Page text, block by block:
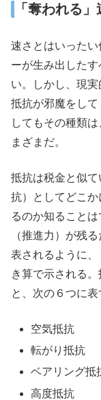
「奪われる」
速さとはいった
ーが生み出した
い。しかし、現
抵抗が邪魔をし
してもその種類
まざまだ。
抵抗は税金と似
抗）としてどこ
るのか知ること
（推進力）が残
表されるように、
き算で示される
と、次の６つに表
空気抵抗
転がり抵抗
ベアリング抵
高度抵抗